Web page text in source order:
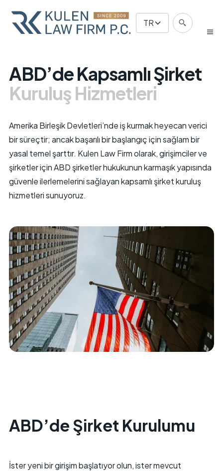
TR
ABD’de Kapsamlı Şirket
Kuruluş Hizmetleri
Amerika Birleşik Devletleri’nde iş kurmak heyecan verici
bir süreçtir; ancak başarılı bir başlangıç için sağlam bir
yasal temel şarttır. Kulen Law Firm olarak, girişimciler ve
şirketler için ABD şirketler hukukunun karmaşık yapısında
güvenle ilerlemelerini sağlayan kapsamlı şirket kuruluş
hizmetleri sunuyoruz.
ABD’de Şirket Kurulumu
İster yeni bir girişim başlatıyor olun, ister mevcut